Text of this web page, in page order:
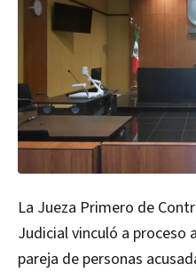
La Jueza Primero de
Judicial vinculó a proceso
pareja de personas